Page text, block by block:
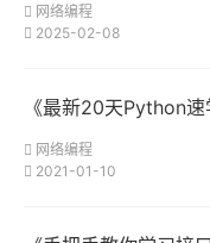
网络编程
2025-02-08
《最新20天Python速
网络编程
2021-01-10